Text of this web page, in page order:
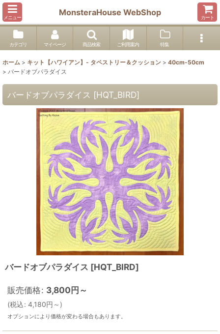
メニュー
MonsteraHouse WebShop
カート
カテゴリ マイページ 商品検索 ご利用案内 特集
ホーム > キット【ハワイアン】- タペストリー＆クッション > 40cm-50cm
> バードオブパラダイス
バードオブパラダイス [HQT_BIRD]
バードオブパラダイス [HQT_BIRD]
販売価格: 3,800円～
(税込: 4,180円 ～ )
オプションにより価格が変わる場合もあります。